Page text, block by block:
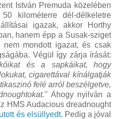
István Premuda közelében
kilométerre dél-délkeletre
igazak, akkor Horthy
hanem épp a Susak-sziget
mondott igazat, és csak
Végül így zárja írását:
és a sapkáikat, hogy
cigarettával kínálgatják
felé arról beszélgetve,
Ahogy nyilván a
HMS Audacious dreadnought
és elsüllyedt. Pedig a jóval